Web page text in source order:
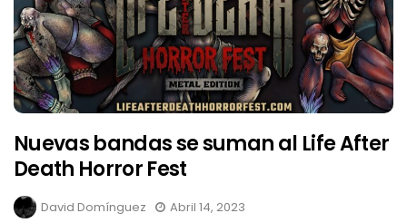
Nuevas bandas se suman al Life After
Death Horror Fest
David Domínguez Abril 14, 2023